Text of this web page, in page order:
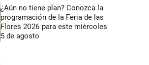
¿Aún no tiene plan? Conozca la
programación de la Feria de las
Flores 2026 para este miércoles
5 de agosto